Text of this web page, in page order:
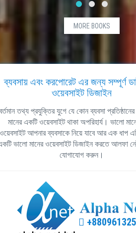
MORE BOOKS
ব্যবসায় এবং করপোরেট এর জন্য সম্পূর্ণ
ওয়েবসাইট ডিজাইন
তথ্য প্রযুক্তির যুগে যে কোন ব্যবসা
মানের একটি ওয়েবসাইট থাকা অপরিহার্য। ভালো
ওয়েবসাইট আপনার ব্যবসাকে নিয়ে যাবে আর এক ধাপ
ভালো মানের ওয়েবসাইট ডিজাইন করতে আলফা
যোগাযোগ করুন।